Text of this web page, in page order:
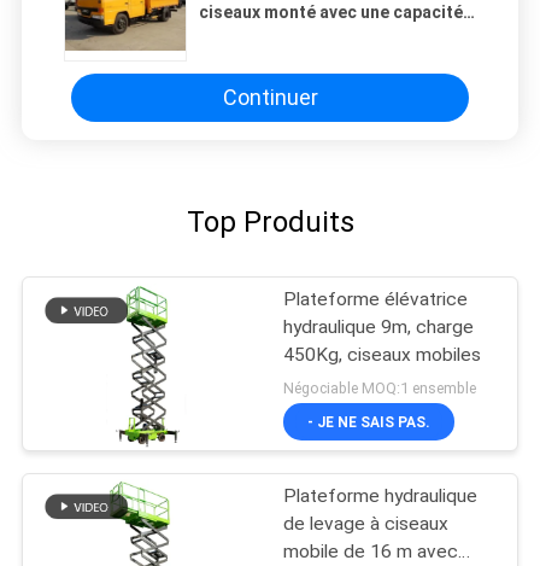
ciseaux monté avec une capacité
Continuer
Top Produits
Plateforme élévatrice
hydraulique 9m, charge
450Kg, ciseaux mobiles
Négociable MOQ:1 ensemble
- JE NE SAIS PAS.
Plateforme hydraulique
de levage à ciseaux
mobile de 16 m avec